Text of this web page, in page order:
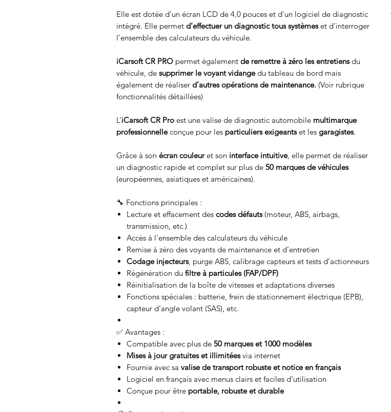
Elle est dotée d'un écran LCD de 4,0 pouces et d'un logiciel de diagnostic
intégré. Elle permet d’effectuer un diagnostic tous systèmeset d’interroger
l’ensemble des calculateurs du véhicule.
iCarsoft CR PRO permet également de remettre à zéro les entretiensdu
véhicule, de supprimer le voyant vidangedu tableau de bord mais
également de réaliser d’autres opérations de maintenance. (Voir rubrique
fonctionnalités détaillées)
L’iCarsoft CR Pro est une valise de diagnostic automobile multimarque
professionnelleconçue pour les particuliers exigeantset les garagistes.
Grâce à son écran couleuret son interface intuitive, elle permet de réaliser
un diagnostic rapide et complet sur plus de 50 marques de véhicules
(européennes, asiatiques et américaines).
🔧 Fonctions principales :
Lecture et effacement des codes défauts(moteur, ABS, airbags,
transmission, etc.)
Accès à l’ensemble des calculateurs du véhicule
Remise à zéro des voyants de maintenance et d’entretien
Codage injecteurs, purge ABS, calibrage capteurs et tests d’actionneurs
Régénération du filtre à particules (FAP/DPF)
Réinitialisation de la boîte de vitesses et adaptations diverses
Fonctions spéciales : batterie, frein de stationnement électrique (EPB),
capteur d’angle volant (SAS), etc.
✅ Avantages :
Compatible avec plus de 50 marques et 1000 modèles
Mises à jour gratuites et illimitéesvia internet
Fournie avec sa valise de transport robuste et notice en français
Logiciel en français avec menus clairs et faciles d’utilisation
Conçue pour être portable, robuste et durable